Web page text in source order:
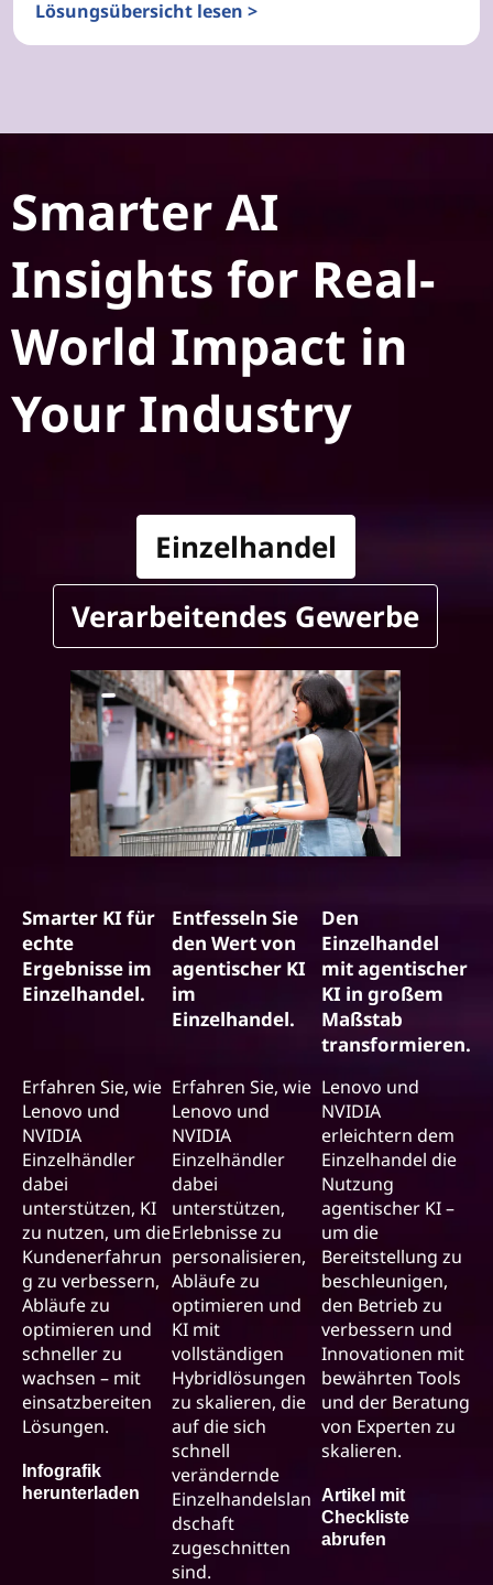
Lösungsübersicht lesen >
Smarter AI
Insights for Real-
World Impact in
Your Industry
Einzelhandel
Verarbeitendes Gewerbe
Smarter KI für
echte
Ergebnisse im
Einzelhandel.
Entfesseln Sie
den Wert von
agentischer KI
im
Einzelhandel.
Den
Einzelhandel
mit agentischer
KI in großem
Maßstab
transformieren.
Erfahren Sie, wie
Lenovo und
NVIDIA
Einzelhändler
dabei
unterstützen, KI
zu nutzen, um die
Kundenerfahrun
g zu verbessern,
Abläufe zu
optimieren und
schneller zu
wachsen – mit
einsatzbereiten
Lösungen.
Infografik
herunterladen
Erfahren Sie, wie
Lenovo und
NVIDIA
Einzelhändler
dabei
unterstützen,
Erlebnisse zu
personalisieren,
Abläufe zu
optimieren und
KI mit
vollständigen
Hybridlösungen
zu skalieren, die
auf die sich
schnell
verändernde
Einzelhandelslan
dschaft
zugeschnitten
sind.
Lenovo und
NVIDIA
erleichtern dem
Einzelhandel die
Nutzung
agentischer KI –
um die
Bereitstellung zu
beschleunigen,
den Betrieb zu
verbessern und
Innovationen mit
bewährten Tools
und der Beratung
von Experten zu
skalieren.
Artikel mit
Checkliste
abrufen